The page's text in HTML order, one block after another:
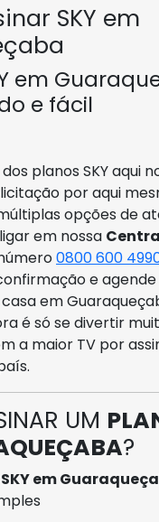
SKY em
em
e fácil
planos SKY aqui
por aqui
opções de
em nossa
0800 600
e
casa em
é só se divertir
a maior TV por
UM
?
em